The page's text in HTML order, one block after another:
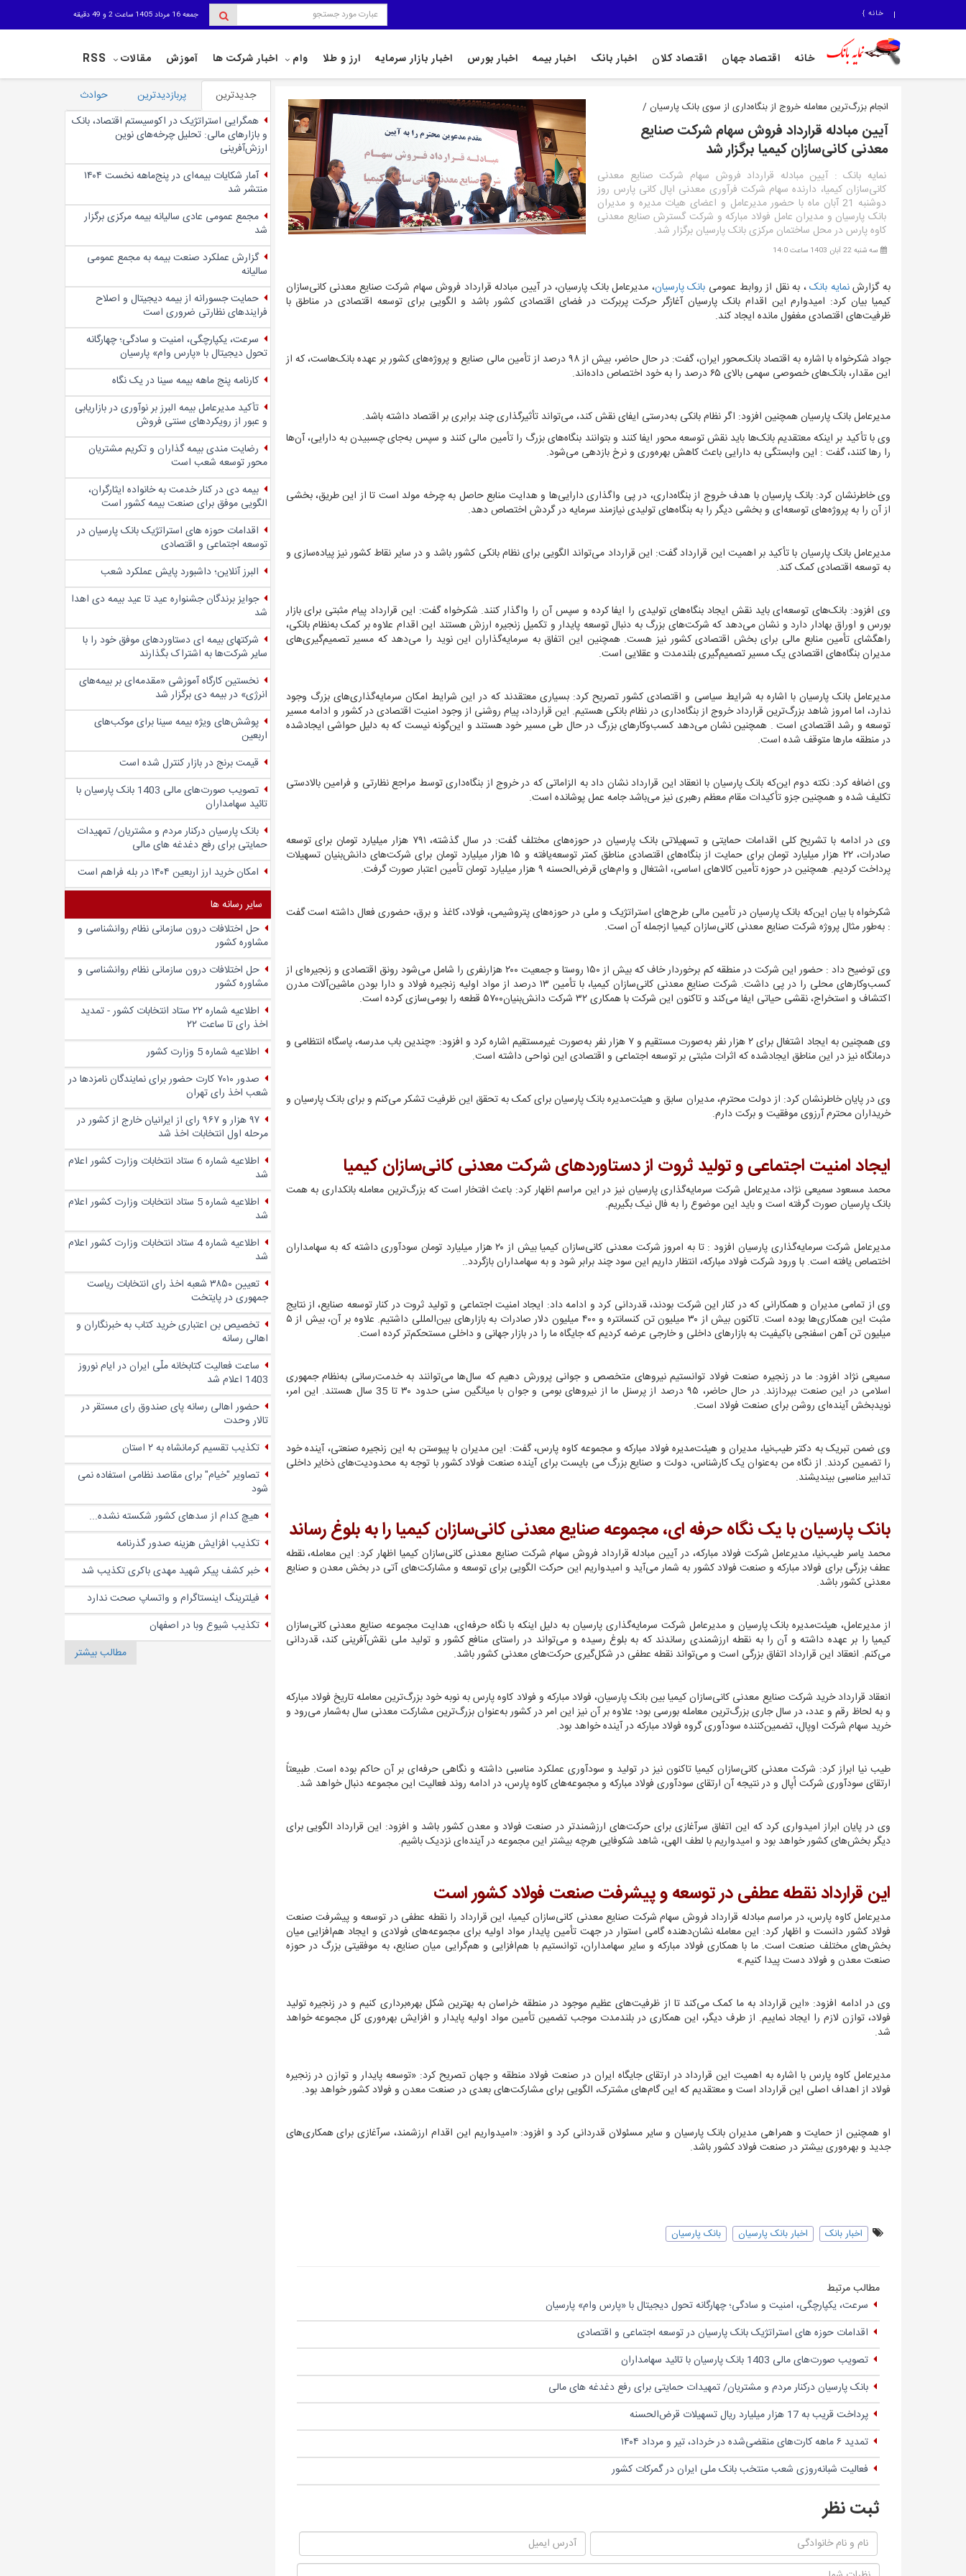
خانه } جمعه 16 مرداد 1405 ساعت 2 و 49 دقیقه
خانه اقتصاد جهان اقتصاد کلان اخبار بانک اخبار بیمه اخبار بورس اخبار بازار سرمایه ارز و طلا وام اخبار شرکت ها آموزش مقالات RSS
انجام بزرگ‌ترین معامله خروج از بنگاه‌داری از سوی بانک پارسیان /
آیین مبادله قرارداد فروش سهام شرکت صنایع
معدنی کانی‌سازان کیمیا برگزار شد
نمایه بانک : آیین مبادله قرارداد فروش سهام شرکت صنایع معدنی
کانی‌سازان کیمیا، دارنده سهام شرکت فرآوری معدنی اپال کانی پارس روز
دوشنبه 21 آبان ماه با حضور مدیرعامل و اعضای هیات مدیره و مدیران
بانک پارسیان و مدیران عامل فولاد مبارکه و شرکت گسترش صنایع معدنی
کاوه پارس در محل ساختمان مرکزی بانک پارسیان برگزار شد.
سه شنبه 22 آبان 1403 ساعت 14:0
به گزارشنمایه بانک، به نقل از روابط عمومی بانک پارسیان، مدیرعامل بانک پارسیان، در آیین مبادله قرارداد فروش سهام شرکت صنایع معدنی کانی‌سازان
کیمیا بیان کرد: امیدوارم این اقدام بانک پارسیان آغازگر حرکت پربرکت در فضای اقتصادی کشور باشد و الگویی برای توسعه اقتصادی در مناطق با
ظرفیت‌های اقتصادی مغفول مانده ایجاد کند.
جواد شکرخواه با اشاره به اقتصاد بانک‌محور ایران، گفت: در حال حاضر، بیش از ۹۸ درصد از تأمین مالی صنایع و پروژه‌های کشور بر عهده بانک‌هاست، که از
این مقدار، بانک‌های خصوصی سهمی بالای ۶۵ درصد را به خود اختصاص داده‌اند.
مدیرعامل بانک پارسیان همچنین افزود: اگر نظام بانکی به‌درستی ایفای نقش کند، می‌تواند تأثیرگذاری چند برابری بر اقتصاد داشته باشد.
وی با تأکید بر اینکه معتقدیم بانک‌ها باید نقش توسعه محور ایفا کنند و بتوانند بنگاه‌های بزرگ را تأمین مالی کنند و سپس به‌جای چسبیدن به دارایی، آن‌ها
را رها کنند، گفت : این وابستگی به دارایی باعث کاهش بهره‌وری و نرخ بازدهی می‌شود.
وی خاطرنشان کرد: بانک پارسیان با هدف خروج از بنگاه‌داری، در پی واگذاری دارایی‌ها و هدایت منابع حاصل به چرخه مولد است تا از این طریق، بخشی
از آن را به پروژه‌های توسعه‌ای و بخشی دیگر را به بنگاه‌های تولیدی نیازمند سرمایه در گردش اختصاص دهد.
مدیرعامل بانک پارسیان با تأکید بر اهمیت این قرارداد گفت: این قرارداد می‌تواند الگویی برای نظام بانکی کشور باشد و در سایر نقاط کشور نیز پیاده‌سازی و
به توسعه اقتصادی کمک کند.
وی افزود: بانک‌های توسعه‌ای باید نقش ایجاد بنگاه‌های تولیدی را ایفا کرده و سپس آن را واگذار کنند. شکرخواه گفت: این قرارداد پیام مثبتی برای بازار
بورس و اوراق بهادار دارد و نشان می‌دهد که شرکت‌های بزرگ به دنبال توسعه پایدار و تکمیل زنجیره ارزش هستند این اقدام علاوه بر کمک به‌نظام بانکی،
راهگشای تأمین منابع مالی برای بخش اقتصادی کشور نیز هست. همچنین این اتفاق به سرمایه‌گذاران این نوید را می‌دهد که مسیر تصمیم‌گیری‌های
مدیران بنگاه‌های اقتصادی یک مسیر تصمیم‌گیری بلندمدت و عقلایی است.
مدیرعامل بانک پارسیان با اشاره به شرایط سیاسی و اقتصادی کشور تصریح کرد: بسیاری معتقدند که در این شرایط امکان سرمایه‌گذاری‌های بزرگ وجود
ندارد، اما امروز شاهد بزرگ‌ترین قرارداد خروج از بنگاه‌داری در نظام بانکی هستیم. این قرارداد، پیام روشنی از وجود امنیت اقتصادی در کشور و ادامه مسیر
توسعه و رشد اقتصادی است . همچنین نشان می‌دهد کسب‌وکارهای بزرگ در حال طی مسیر خود هستند و این‌گونه نیست که به دلیل حواشی ایجادشده
در منطقه مارها متوقف شده است.
وی اضافه کرد: نکته دوم این‌که بانک پارسیان با انعقاد این قرارداد نشان داد به الزاماتی که در خروج از بنگاه‌داری توسط مراجع نظارتی و فرامین بالادستی
تکلیف شده و همچنین جزو تأکیدات مقام معظم رهبری نیز می‌باشد جامه عمل پوشانده است.
وی در ادامه با تشریح کلی اقدامات حمایتی و تسهیلاتی بانک پارسیان در حوزه‌های مختلف گفت: در سال گذشته، ۷۹۱ هزار میلیارد تومان برای توسعه
صادرات، ۲۲ هزار میلیارد تومان برای حمایت از بنگاه‌های اقتصادی مناطق کمتر توسعه‌یافته و ۱۵ هزار میلیارد تومان برای شرکت‌های دانش‌بنیان تسهیلات
پرداخت کردیم. همچنین در حوزه تأمین کالاهای اساسی، اشتغال و وام‌های قرض‌الحسنه ۹ هزار میلیارد تومان تأمین اعتبار صورت گرفت.
شکرخواه با بیان این‌که بانک پارسیان در تأمین مالی طرح‌های استراتژیک و ملی در حوزه‌های پتروشیمی، فولاد، کاغذ و برق، حضوری فعال داشته است گفت
: به‌طور مثال پروژه‌ شرکت صنایع معدنی کانی‌سازان کیمیا ازجمله آن است.
وی توضیح داد : حضور این شرکت در منطقه کم برخوردار خاف که بیش از ۱۵۰ روستا و جمعیت ۲۰۰ هزارنفری را شامل می‌شود رونق اقتصادی و زنجیره‌ای از
کسب‌وکارهای محلی را در پی داشت. شرکت صنایع معدنی کانی‌سازان کیمیا، با تأمین ۱۳ درصد از مواد اولیه زنجیره فولاد و دارا بودن ماشین‌آلات مدرن
اکتشاف و استخراج، نقشی حیاتی ایفا می‌کند و تاکنون این شرکت با همکاری ۳۲ شرکت دانش‌بنیان۵۷۰۰ قطعه را بومی‌سازی کرده است.
وی همچنین به ایجاد اشتغال برای ۲ هزار نفر به‌صورت مستقیم و ۷ هزار نفر به‌صورت غیرمستقیم اشاره کرد و افزود: «چندین باب مدرسه، پاسگاه انتظامی و
درمانگاه نیز در این مناطق ایجادشده که اثرات مثبتی بر توسعه اجتماعی و اقتصادی این نواحی داشته است.
وی در پایان خاطرنشان کرد: از دولت محترم، مدیران سابق و هیئت‌مدیره بانک پارسیان برای کمک به تحقق این ظرفیت تشکر می‌کنم و برای بانک پارسیان و
خریداران محترم آرزوی موفقیت و برکت دارم.
ایجاد امنیت اجتماعی و تولید ثروت از دستاوردهای شرکت معدنی کانی‌سازان کیمیا
محمد مسعود سمیعی نژاد، مدیرعامل شرکت سرمایه‌گذاری پارسیان نیز در این مراسم اظهار کرد: باعث افتخار است که بزرگ‌ترین معامله بانکداری به همت
بانک پارسیان صورت گرفته است و باید این موضوع را به فال نیک بگیریم.
مدیرعامل شرکت سرمایه‌گذاری پارسیان افزود : تا به امروز شرکت معدنی کانی‌سازان کیمیا بیش از ۲۰ هزار میلیارد تومان سودآوری داشته که به سهامداران
اختصاص یافته است. با ورود شرکت فولاد مبارکه، انتظار داریم این سود چند برابر شود و به سهامداران بازگردد..
وی از تمامی مدیران و همکارانی که در کنار این شرکت بودند، قدردانی کرد و ادامه داد: ایجاد امنیت اجتماعی و تولید ثروت در کنار توسعه صنایع، از نتایج
مثبت این همکاری‌ها بوده است. تاکنون بیش از ۳۰ میلیون تن کنسانتره و ۴۰۰ میلیون دلار صادرات به بازارهای بین‌المللی داشتیم. علاوه بر آن، بیش از ۵
میلیون تن آهن اسفنجی باکیفیت به بازارهای داخلی و خارجی عرضه کردیم که جایگاه ما را در بازار جهانی و داخلی مستحکم‌تر کرده است.
سمیعی نژاد افزود: ما در زنجیره صنعت فولاد توانستیم نیروهای متخصص و جوانی پرورش دهیم که سال‌ها می‌توانند به خدمت‌رسانی به‌نظام جمهوری
اسلامی در این صنعت بپردازند. در حال حاضر، ۹۵ درصد از پرسنل ما از نیروهای بومی و جوان با میانگین سنی حدود ۳۰ تا 35 سال هستند. این امر،
نویدبخش آینده‌ای روشن برای صنعت فولاد است.
وی ضمن تبریک به دکتر طیب‌نیا، مدیران و هیئت‌مدیره فولاد مبارکه و مجموعه کاوه پارس، گفت: این مدیران با پیوستن به این زنجیره صنعتی، آینده خود
را تضمین کردند. از نگاه من به‌عنوان یک کارشناس، دولت و صنایع بزرگ می بایست برای آینده صنعت فولاد کشور با توجه به محدودیت‌های ذخایر داخلی
تدابیر مناسبی بیندیشند.
بانک پارسیان با یک نگاه حرفه ای، مجموعه صنایع معدنی کانی‌سازان کیمیا را به بلوغ رساند
محمد یاسر طیب‌نیا، مدیرعامل شرکت فولاد مبارکه، در آیین مبادله قرارداد فروش سهام شرکت صنایع معدنی کانی‌سازان کیمیا اظهار کرد: این معامله، نقطه
عطف بزرگی برای فولاد مبارکه و صنعت فولاد کشور به شمار می‌آید و امیدواریم این حرکت الگویی برای توسعه و مشارکت‌های آتی در بخش معدن و صنایع
معدنی کشور باشد.
از مدیرعامل، هیئت‌مدیره بانک پارسیان و مدیرعامل شرکت سرمایه‌گذاری پارسیان به دلیل اینکه با نگاه حرفه‌ای، هدایت مجموعه صنایع معدنی کانی‌سازان
کیمیا را بر عهده داشته و آن را به نقطه ارزشمندی رساندند که به بلوغ رسیده و می‌تواند در راستای منافع کشور و تولید ملی نقش‌آفرینی کند، قدردانی
می‌کنم. انعقاد این قرارداد اتفاق بزرگی است و می‌تواند نقطه عطفی در شکل‌گیری حرکت‌های معدنی ‌کشور باشد.
انعقاد قرارداد خرید شرکت صنایع معدنی کانی‌سازان کیمیا بین بانک پارسیان، فولاد مبارکه و فولاد کاوه پارس به نوبه خود بزرگ‌ترین معامله تاریخ فولاد مبارکه
و به لحاظ رقم و عدد، در سال جاری بزرگ‌ترین معامله بورسی بود؛ علاوه بر آن نیز این امر در کشور به‌عنوان بزرگ‌ترین مشارکت معدنی سال به‌شمار می‌رود و
خرید سهام شرکت اوپال، تضمین‌کننده سودآوری گروه فولاد مبارکه در آینده خواهد بود.
طیب نیا ابراز کرد: شرکت معدنی کانی‌سازان کیمیا تاکنون نیز در تولید و سودآوری عملکرد مناسبی داشته و نگاهی حرفه‌ای بر آن حاکم بوده است. طبیعتاً
ارتقای سودآوری شرکت اُپال و در نتیجه آن ارتقای سودآوری فولاد مبارکه و مجموعه‌های کاوه پارس، در ادامه روند فعالیت این مجموعه دنبال خواهد شد.
وی در پایان ابراز امیدواری کرد که این اتفاق سرآغازی برای حرکت‌های ارزشمندتر در صنعت فولاد و معدن کشور باشد و افزود: این قرارداد الگویی برای
دیگر بخش‌های کشور خواهد بود و امیدواریم با لطف الهی، شاهد شکوفایی هرچه بیشتر این مجموعه در آینده‌ای نزدیک باشیم.
این قرارداد نقطه عطفی در توسعه و پیشرفت صنعت فولاد کشور است
مدیرعامل کاوه پارس، در مراسم مبادله قرارداد فروش سهام شرکت صنایع معدنی کانی‌سازان کیمیا، این قرارداد را نقطه عطفی در توسعه و پیشرفت صنعت
فولاد کشور دانست و اظهار کرد: این معامله نشان‌دهنده گامی استوار در جهت تأمین پایدار مواد اولیه برای مجموعه‌های فولادی و ایجاد هم‌افزایی میان
بخش‌های مختلف صنعت است. ما با همکاری فولاد مبارکه و سایر سهامداران، توانستیم با هم‌افزایی و هم‌گرایی میان صنایع، به موفقیتی بزرگ در حوزه
صنعت معدن و فولاد دست پیدا کنیم.»
وی در ادامه افزود: «این قرارداد به ما کمک می‌کند تا از ظرفیت‌های عظیم موجود در منطقه خراسان به بهترین شکل بهره‌برداری کنیم و در زنجیره تولید
فولاد، توازن لازم را ایجاد نماییم. از طرف دیگر، این همکاری در بلندمدت موجب تضمین تأمین مواد اولیه پایدار و افزایش بهره‌وری کل مجموعه خواهد
شد.
مدیرعامل کاوه پارس با اشاره به اهمیت این قرارداد در ارتقای جایگاه ایران در صنعت فولاد منطقه و جهان تصریح کرد: «توسعه پایدار و توازن در زنجیره
فولاد از اهداف اصلی این قرارداد است و معتقدیم که این گام‌های مشترک، الگویی برای مشارکت‌های بعدی در صنعت معدن و فولاد کشور خواهد بود.
او همچنین از حمایت و همراهی مدیران بانک پارسیان و سایر مسئولان قدردانی کرد و افزود: «امیدواریم این اقدام ارزشمند، سرآغازی برای همکاری‌های
جدید و بهره‌وری بیشتر در صنعت فولاد کشور باشد.
اخبار بانک اخبار بانک پارسیان بانک پارسیان
مطالب مرتبط
سرعت، یکپارچگی، امنیت و سادگی؛ چهار‌گانه تحول دیجیتال با «پارس وام» پارسیان
اقدامات حوزه های استراتژیک بانک پارسیان در توسعه اجتماعی و اقتصادی
تصویب صورت‌های مالی 1403 بانک پارسیان با تائید سهامداران
بانک پارسیان درکنار مردم و مشتریان/ تمهیدات حمایتی برای رفع دغدغه های مالی
پرداخت قریب به 17 هزار میلیارد ریال تسهیلات قرض‌الحسنه
تمدید ۶ ماهه کارت‌های منقضی‌شده در خرداد، تیر و مرداد ۱۴۰۴
فعالیت شبانه‌روزی شعب منتخب بانک ملی ایران در گمرکات کشور
ثبت نظر
جدیدترین پربازدیدترین
حوادث
همگرایی استراتژیک در اکوسیستم اقتصاد، بانک
و بازارهای مالی: تحلیل چرخه‌های نوین
ارزش‌آفرینی
آمار شکایات بیمه‌ای در پنج‌‌ماهه نخست ۱۴۰۴
منتشر شد
مجمع عمومی عادی سالیانه بیمه مرکزی برگزار
شد
گزارش عملکرد صنعت بیمه به مجمع عمومی
سالیانه
حمایت جسورانه از بیمه دیجیتال و اصلاح
فرایندهای نظارتی ضروری است
سرعت، یکپارچگی، امنیت و سادگی؛ چهار‌گانه
تحول دیجیتال با «پارس وام» پارسیان
کارنامه پنج ماهه بیمه سینا در یک نگاه
تأکید مدیرعامل بیمه البرز بر نوآوری در بازاریابی
و عبور از رویکردهای سنتی فروش
رضایت مندی بیمه گذاران و تکریم مشتریان
محور توسعه شعب است
بیمه دی در کنار خدمت به خانواده ایثارگران،
الگویی موفق برای صنعت بیمه کشور است
اقدامات حوزه های استراتژیک بانک پارسیان در
توسعه اجتماعی و اقتصادی
البرز آنلاین؛ داشبورد پایش عملکرد شعب
جوایز برندگان جشنواره عید تا عید بیمه دی اهدا
شد
شرکتهای بیمه ای دستاوردهای موفق خود را با
سایر شرکت‌ها به اشتراک بگذارند
نخستین کارگاه آموزشی «مقدمه‌ای بر بیمه‌های
انرژی» در بیمه دی برگزار شد
پوشش‌های ویژه بیمه سینا برای موکب‌های
اربعین
قیمت برنج در بازار کنترل شده است
تصویب صورت‌های مالی 1403 بانک پارسیان با
تائید سهامداران
بانک پارسیان درکنار مردم و مشتریان/ تمهیدات
حمایتی برای رفع دغدغه های مالی
امکان خرید ارز اربعین ۱۴۰۴ در بله فراهم است
سایر رسانه ها
حل اختلافات درون سازمانی نظام روانشناسی و
مشاوره کشور
حل اختلافات درون سازمانی نظام روانشناسی و
مشاوره کشور
اطلاعیه شماره ۲۲ ستاد انتخابات کشور - تمدید
اخذ رای تا ساعت ۲۲
اطلاعیه شماره 5 وزارت کشور
صدور ۷۰۱۰ کارت حضور برای نمایندگان نامزدها در
شعب اخذ رای تهران
۹۷ هزار و ۹۶۷ رای از ایرانیان خارج از کشور در
مرحله اول انتخابات اخذ شد
اطلاعیه شماره 6 ستاد انتخابات وزارت کشور اعلام
شد
اطلاعیه شماره 5 ستاد انتخابات وزارت کشور اعلام
شد
اطلاعیه شماره 4 ستاد انتخابات وزارت کشور اعلام
شد
تعیین ۳۸۵۰ شعبه اخذ رای انتخابات ریاست
جمهوری در پایتخت
تخصیص بن اعتباری خرید کتاب به خبرنگاران و
اهالی رسانه
ساعت فعالیت کتابخانه ملّی ایران در ایام نوروز
1403 اعلام شد
حضور اهالی رسانه پای صندوق‌ رای مستقر در
تالار وحدت
تکذیب تقسیم کرمانشاه به ۲ استان
تصاویر "خیام" برای مقاصد نظامی استفاده نمی
شود
هیچ کدام از سدهای کشور شکسته نشده...
تکذیب افزایش هزینه صدور گذرنامه
خبر کشف پیکر شهید مهدی باکری تکذیب شد
فیلترینگ اینستاگرام و واتساپ صحت ندارد
تکذیب شیوع وبا در اصفهان
مطالب بیشتر